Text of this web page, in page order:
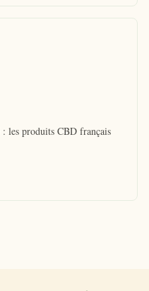
: les produits CBD français